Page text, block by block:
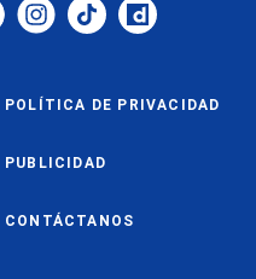
POLÍTICA DE PRIVACIDAD
PUBLICIDAD
CONTÁCTANOS